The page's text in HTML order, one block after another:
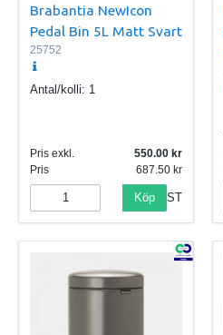
Brabantia NewIcon
Pedal Bin 5L Matt Svart
25752
Antal/kolli: 1
Pris exkl.
550.00
Pris
687.50
Köp ST